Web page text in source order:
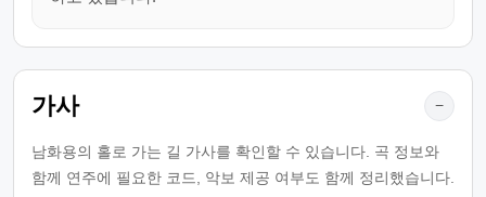
가사 −
남화용의 홀로 가는 길 가사를 확인할 수 있습니다. 곡 정보와
함께 연주에 필요한 코드, 악보 제공 여부도 함께 정리했습니다.